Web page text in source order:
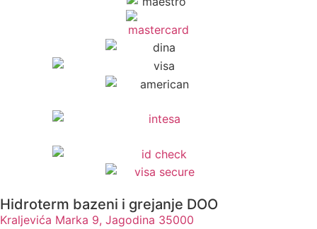
Hidroterm bazeni i grejanje DOO
Kraljevića Marka 9, Jagodina 35000